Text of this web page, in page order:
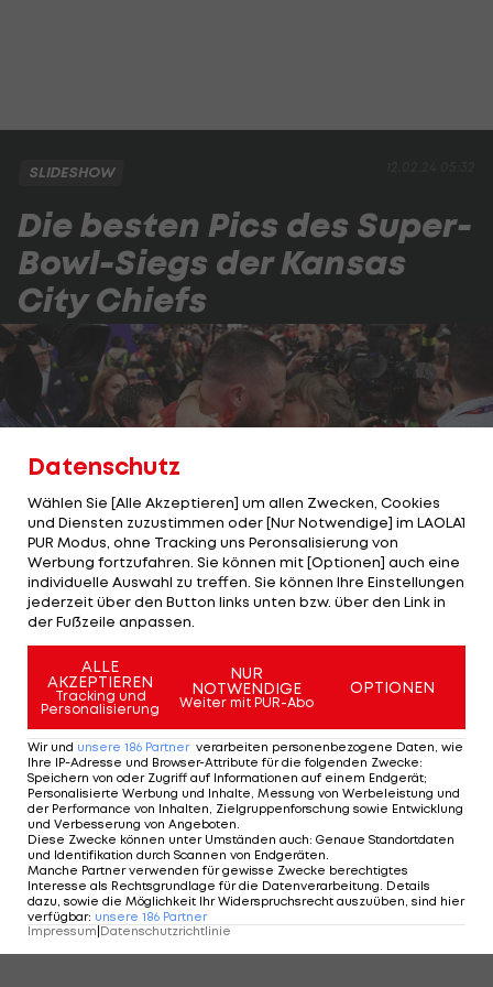
SLIDESHOW
Die besten Pics des Super-
Bowl-Siegs der Kansas
City Chiefs
1 VON 46
KOMMENTARE
Datenschutz
Wählen Sie [Alle Akzeptieren] um allen Zwecken, Cookies
und Diensten zuzustimmen oder [Nur Notwendige] im LAOLA1
PUR Modus, ohne Tracking uns Peronsalisierung von
Werbung fortzufahren. Sie können mit [Optionen] auch eine
individuelle Auswahl zu treffen. Sie können Ihre Einstellungen
jederzeit über den Button links unten bzw. über den Link in
der Fußzeile anpassen.
ALLE
AKZEPTIEREN
Tracking und
Personalisierung
NUR
NOTWENDIGE
Weiter mit PUR-Abo
OPTIONEN
Wir und unsere 186 Partner verarbeiten personenbezogene Daten, wie
Ihre IP-Adresse und Browser-Attribute für die folgenden Zwecke:
Speichern von oder Zugriff auf Informationen auf einem Endgerät;
Personalisierte Werbung und Inhalte, Messung von Werbeleistung und
der Performance von Inhalten, Zielgruppenforschung sowie Entwicklung
und Verbesserung von Angeboten.
Diese Zwecke können unter Umständen auch: Genaue Standortdaten
und Identifikation durch Scannen von Endgeräten.
Manche Partner verwenden für gewisse Zwecke berechtigtes
Interesse als Rechtsgrundlage für die Datenverarbeitung. Details
dazu, sowie die Möglichkeit Ihr Widerspruchsrecht auszuüben, sind hier
verfügbar: unsere 186 Partner
Impressum Datenschutzrichtlinie